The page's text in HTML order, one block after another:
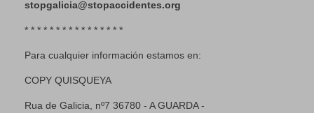
stopgalicia@stopaccidentes.org
* * * * * * * * * * * * * * * *
Para cualquier información estamos en:
COPY QUISQUEYA
Rua de Galicia, nº7 36780 - A GUARDA -